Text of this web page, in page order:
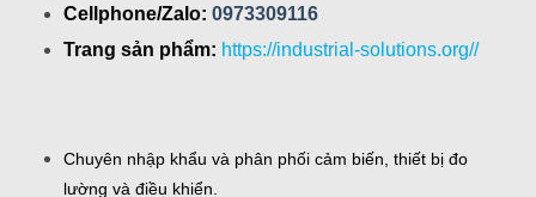
Cellphone/Zalo: 0973309116
Trang sản phẩm: https://industrial-solutions.org//
Chuyên nhập khẩu và phân phối cảm biến, thiết bị đo
lường và điều khiển.